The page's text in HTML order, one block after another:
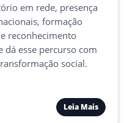
em rede, presença
formação
reconhecimento
dá esse percurso com
social.
Leia Mais